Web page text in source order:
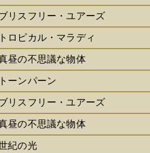
リスフリー・ユアーズ
トロピカル・マラディ
昼の不思議な物体
トーンパーン
リスフリー・ユアーズ
昼の不思議な物体
紀の光